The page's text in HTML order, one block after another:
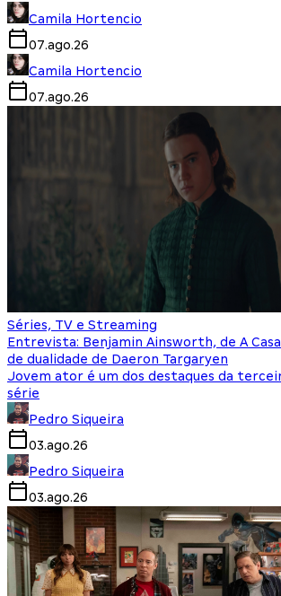
Camila Hortencio
07.ago.26
Camila Hortencio
07.ago.26
Séries, TV e Streaming
Entrevista: Benjamin Ainsworth, de A
de dualidade de Daeron Targaryen
Jovem ator é um dos destaques da
série
Pedro Siqueira
03.ago.26
Pedro Siqueira
03.ago.26